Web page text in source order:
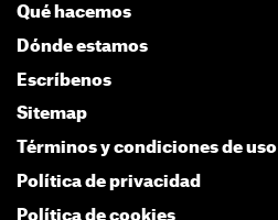
Qué hacemos
Dónde estamos
Escríbenos
Sitemap
Términos y condiciones de uso
Política de privacidad
Política de cookies